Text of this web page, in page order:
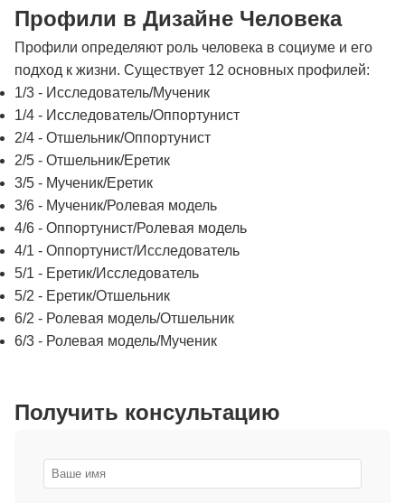
Профили в Дизайне Человека
Профили определяют роль человека в социуме и его
подход к жизни. Существует 12 основных профилей:
1/3 - Исследователь/Мученик
1/4 - Исследователь/Оппортунист
2/4 - Отшельник/Оппортунист
2/5 - Отшельник/Еретик
3/5 - Мученик/Еретик
3/6 - Мученик/Ролевая модель
4/6 - Оппортунист/Ролевая модель
4/1 - Оппортунист/Исследователь
5/1 - Еретик/Исследователь
5/2 - Еретик/Отшельник
6/2 - Ролевая модель/Отшельник
6/3 - Ролевая модель/Мученик
Получить консультацию